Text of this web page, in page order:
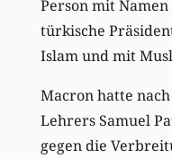
Person mit
türkische
Islam und mit
Macron hatte
Lehrers Samuel
gegen die